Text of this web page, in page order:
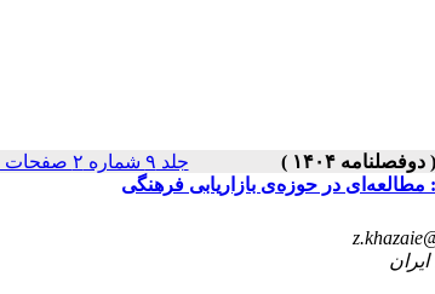
جلد ۹ شماره ۲ صفحات ۸۸-۷۱
در حوزه‌ی بازاریابی فرهنگی